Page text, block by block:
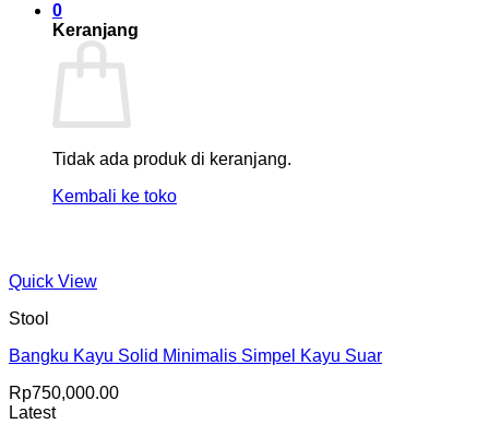
0
Keranjang
Tidak ada produk di keranjang.
Kembali ke toko
Quick View
Stool
Bangku Kayu Solid Minimalis Simpel Kayu Suar
Rp750,000.00
Latest